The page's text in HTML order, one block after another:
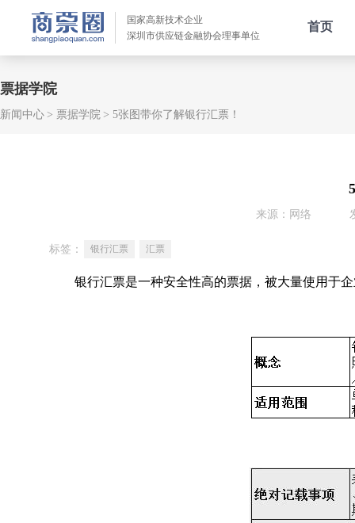
国家高新技术企业
深圳市供应链金融协会理事单位
首页
票据学院
新闻中心 票据学院 5张图带你了解银行汇票！
来源：网络
标签： 银行汇票 汇票
银行汇票是一种安全性高的票据，被大量使用于企